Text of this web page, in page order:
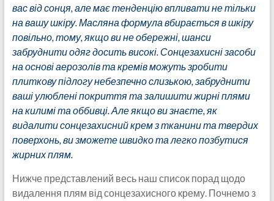
вас від сонця, але має тенденцію впливати не тільки
на вашу шкіру. Масляна формула вбирається в шкіру
повільно, тому, якщо ви не обережні, шанси
забруднити одяг досить високі. Сонцезахисні засоби
на основі аерозолів та кремів можуть зробити
плиткову підлогу небезпечно слизькою, забруднити
ваші улюблені покриття та залишити жирні плями
на килимі та оббивці. Але якщо ви знаєте, як
видалити сонцезахисний крем з тканини та твердих
поверхонь, ви зможете швидко та легко позбутися
жирних плям.
Нижче представлений весь наш список порад щодо
видалення плям від сонцезахисного крему. Почнемо з